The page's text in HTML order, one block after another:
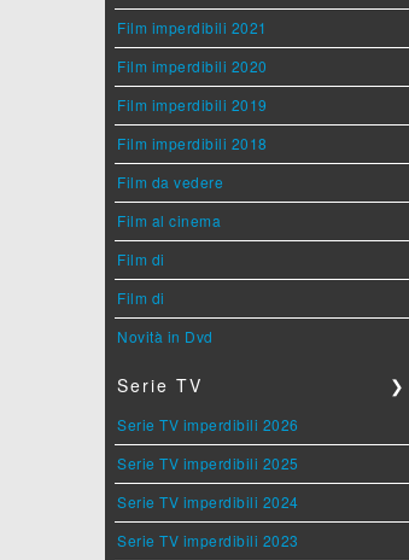
Film imperdibili 2021
Film imperdibili 2020
Film imperdibili 2019
Film imperdibili 2018
Film da vedere
Film al cinema
Film di
Film di
Novità in Dvd
Serie TV ❯
Serie TV imperdibili 2026
Serie TV imperdibili 2025
Serie TV imperdibili 2024
Serie TV imperdibili 2023